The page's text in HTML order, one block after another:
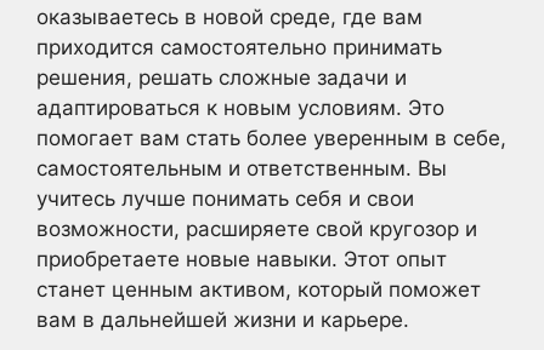
оказываетесь в новой среде, где вам
приходится самостоятельно принимать
решения, решать сложные задачи и
адаптироваться к новым условиям. Это
помогает вам стать более уверенным в себе,
самостоятельным и ответственным. Вы
учитесь лучше понимать себя и свои
возможности, расширяете свой кругозор и
приобретаете новые навыки. Этот опыт
станет ценным активом, который поможет
вам в дальнейшей жизни и карьере.